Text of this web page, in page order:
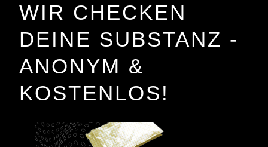
WIR CHECKEN
DEINE SUBSTANZ -
ANONYM &
KOSTENLOS!